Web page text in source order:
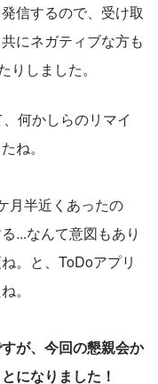
信するので、受け取
にネガティブな方も
しました。
何かしらのリマイ
ね。
月半近くあったの
...なんて意図もあり
。と、ToDoアプリ
。
が、今回の懇親会か
になりました！